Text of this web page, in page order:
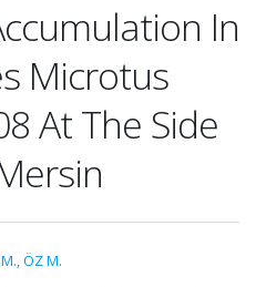
In
Microtus
At The Side
,ÖZ M.